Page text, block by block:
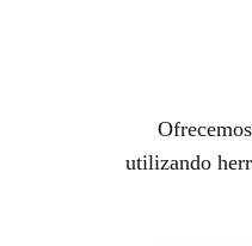
utilizando